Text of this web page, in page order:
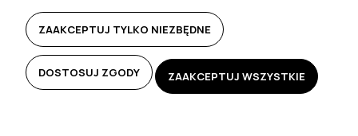
Szafka RTV nowoczesna DUO
160cm wisząca + panel dąb
Szafka RTV nowoczesna DUO
160cm wisząca + panel dąb
artisan / czarny mat - LED
ZAAKCEPTUJ TYLKO NIEZBĘDNE
DOSTOSUJ ZGODY ZAAKCEPTUJ WSZYSTKIE